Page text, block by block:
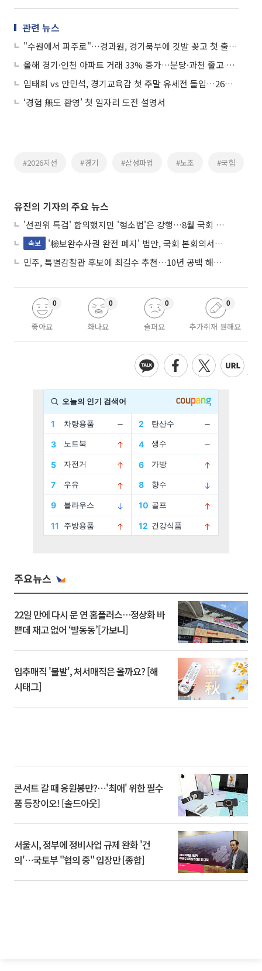
관련 뉴스
"수원에서 파주로"…경과원, 경기북부에 깃발 꽂고 첫 출근은 봉사활동이었다
올해 경기·인천 아파트 거래 33% 증가…분당·과천 줄고 구리·동탄 늘었다
임태희 vs 안민석, 경기교육감 첫 주말 유세전 돌입…26일 SBS 토론서 진검승부
‘경험 無도 환영’ 첫 일자리 도전 설명서
#2026지선 #경기 #삼성파업 #노조 #국힘
유진의 기자의 주요 뉴스
'선관위 특검' 합의했지만 '형소법'은 강행…8월 국회 '입법 2차전' 예고
속보
'檢보완수사권 완전 폐지' 법안, 국회 본회의서 민주당 주도 통과
민주, 특별감찰관 후보에 최길수 추천…10년 공백 해소 속도
좋아요
0
화나요
0
슬퍼요
0
추가취재 원해요
0
주요뉴스
22일 만에 다시 문 연 홈플러스…정상화 바
쁜데 재고 없어 ‘발동동’[가보니]
입추매직 '불발', 처서매직은 올까요? [해
시태그]
콘서트 갈 때 응원봉만?⋯'최애' 위한 필수
품 등장이오! [솔드아웃]
서울시, 정부에 정비사업 규제 완화 '건
의'⋯국토부 "협의 중" 입장만 [종합]